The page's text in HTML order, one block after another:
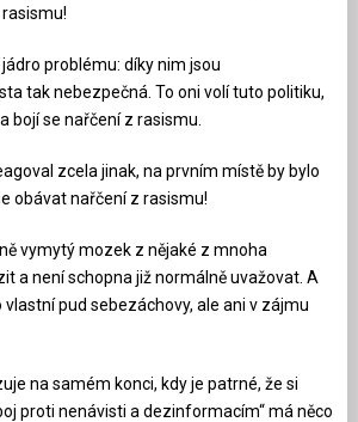
problému: díky nim jsou
tak nebezpečná. To oni volí tuto politiku,
bojí se nařčení z rasismu.
zcela jinak, na prvním místě by bylo
obávat nařčení z rasismu!
vymytý mozek z nějaké z mnoha
a není schopna již normálně uvažovat. A
pud sebezáchovy, ale ani v zájmu
na samém konci, kdy je patrné, že si
proti nenávisti a dezinformacím“ má něco